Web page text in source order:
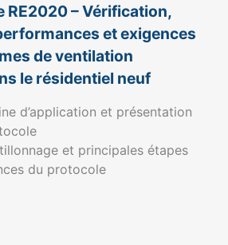
RE2020 – Vérification,
et exigences
de ventilation
le résidentiel neuf
d’application et présentation
et principales étapes
du protocole